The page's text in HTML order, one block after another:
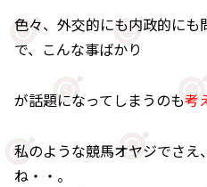
色々、外交的にも内政的に
で、こんな事ばかり
が話題になってしまうのも考
私のような競馬オヤジでさえ
ね・・。